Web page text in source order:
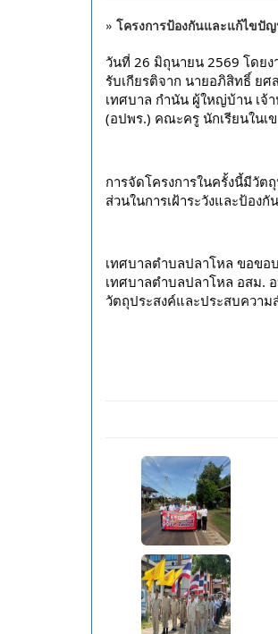
» โครงการป้องกันและแก้ไขปั
วันที่ 26 มิถุนายน 2569 โดย
รับเกียรติจาก นายอภิสิทธิ์ ย
เทศบาล กำนัน ผู้ใหญ่บ้าน เจ้
(อปพร.) คณะครู นักเรียนในเ
การจัดโครงการในครั้งนี้มีวัต
ส่วนในการเฝ้าระวังและป้อง
เทศบาลตำบลปลาโหล ขอขอ
เทศบาลตำบลปลาโหล อสม.
วัตถุประสงค์และประสบความ